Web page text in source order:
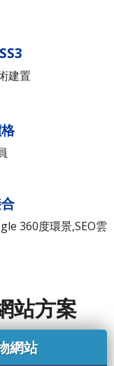
建置
360度環景,SEO雲
站方案
網站